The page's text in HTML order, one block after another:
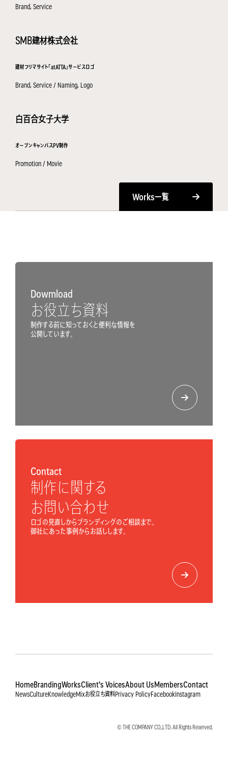
Brand, Service
SMB建材株式会社
建材フリマサイト「atATTA」サービスロゴ
Brand, Service / Naming, Logo
白百合女子大学
オープンキャンパスPV制作
Promotion / Movie
Works一覧
Dowmload
お役立ち資料
制作する前に知っておくと便利な情報を
公開しています。
Contact
制作に関する
お問い合わせ
ロゴの見直しからブランディングのご相談まで。
御社にあった事例からお話しします。
HomeBrandingWorksClient's VoicesAbout Us MembersContact
NewsCultureKnowledgeMixお役立ち資料Privacy PolicyFacebook Instagram
© THE COMPANY CO.,LTD. All Rights Reserved.